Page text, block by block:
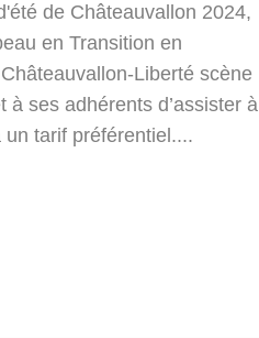
de Châteauvallon 2024,
en Transition en
Liberté scène
à ses adhérents d’assister à
tarif préférentiel....